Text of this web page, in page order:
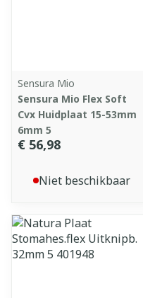
Sensura Mio
Sensura Mio Flex Soft
Cvx Huidplaat 15-53mm
6mm 5
€ 56,98
Niet beschikbaar